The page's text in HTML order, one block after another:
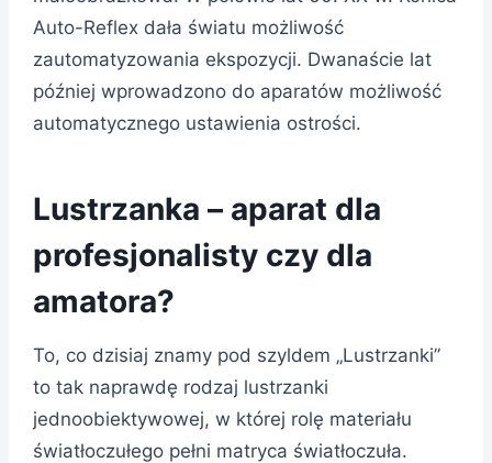
Auto-Reflex dała światu możliwość
zautomatyzowania ekspozycji. Dwanaście lat
później wprowadzono do aparatów możliwość
automatycznego ustawienia ostrości.
Lustrzanka – aparat dla
profesjonalisty czy dla
amatora?
To, co dzisiaj znamy pod szyldem „Lustrzanki”
to tak naprawdę rodzaj lustrzanki
jednoobiektywowej, w której rolę materiału
światłoczułego pełni matryca światłoczuła.